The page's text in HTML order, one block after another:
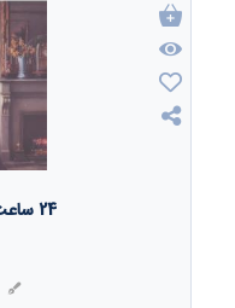
24 ساعت از زندگی یک زن